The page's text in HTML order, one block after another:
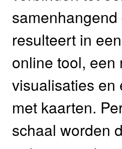
resulteert in
online tool, een
visualisaties en
met kaarten.
schaal worden